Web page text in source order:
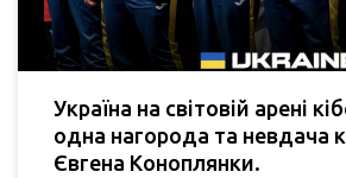
Україна на світовій арені
одна нагорода та невдача
Євгена Коноплянки.